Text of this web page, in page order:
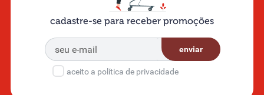
cadastre-se para receber promoções
enviar
aceito a política de privacidade